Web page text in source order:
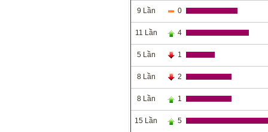
9 Lần 0
11 Lần 4
5 Lần 1
8 Lần 2
8 Lần 1
15 Lần 5